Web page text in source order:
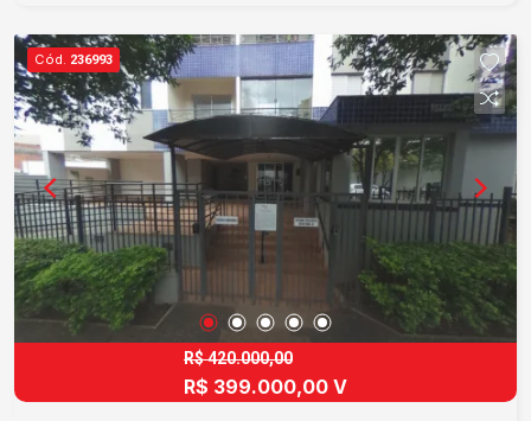
Cód. 236993
R$ 420.000,00
R$ 399.000,00 V